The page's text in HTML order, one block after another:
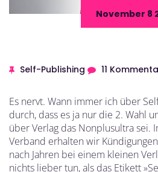
November 8
Self-Publishing 11
Es nervt. Wann immer ich über
durch, dass es ja nur die 2. Wahl
über Verlag das Nonplusultra sei.
Verband erhalten wir
nach Jahren bei einem kleinen
nichts lieber tun, als das Etikett